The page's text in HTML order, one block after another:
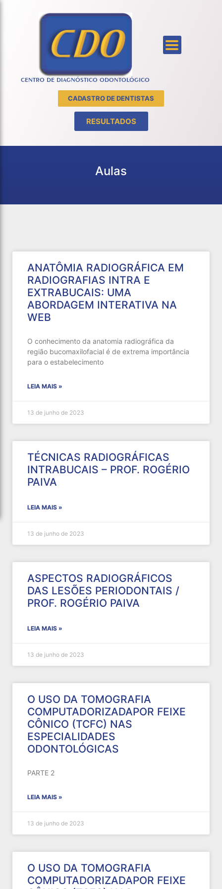
CENTRO DE DIAGNÓSTICO ODONTOLÓGICO
CADASTRO DE DENTISTAS
RESULTADOS
Aulas
ANATÔMIA RADIOGRÁFICA EM
RADIOGRAFIAS INTRA E
EXTRABUCAIS: UMA
ABORDAGEM INTERATIVA NA
WEB
O conhecimento da anatomia radiográfica da
região bucomaxilofacial é de extrema importância
para o estabelecimento
LEIA MAIS »
13 de junho de 2023
TÉCNICAS RADIOGRÁFICAS
INTRABUCAIS – PROF. ROGÉRIO
PAIVA
LEIA MAIS »
13 de junho de 2023
ASPECTOS RADIOGRÁFICOS
DAS LESÕES PERIODONTAIS /
PROF. ROGÉRIO PAIVA
LEIA MAIS »
13 de junho de 2023
O USO DA TOMOGRAFIA
COMPUTADORIZADAPOR FEIXE
CÔNICO (TCFC) NAS
ESPECIALIDADES
ODONTOLÓGICAS
PARTE 2
LEIA MAIS »
13 de junho de 2023
O USO DA TOMOGRAFIA
COMPUTADORIZADAPOR FEIXE